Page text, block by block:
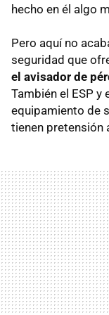
hecho en él algo
Pero aquí no
seguridad que
el avisador de
También el ESP y
equipamiento de
tienen pretensión